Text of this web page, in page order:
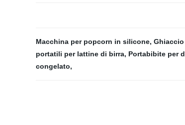
Macchina per popcorn in silicone,
portatili per lattine di birra, Portabibite per
congelato,